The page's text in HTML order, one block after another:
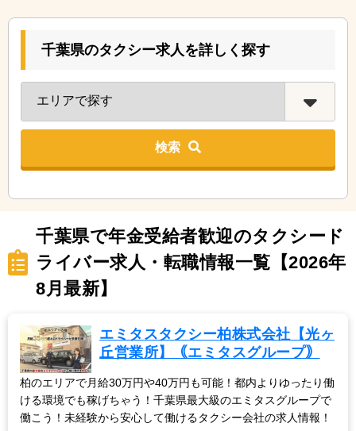
千葉県のタクシー求人を詳しく探す
検索
千葉県で年金受給者歓迎のタクシード
ライバー求人・転職情報一覧【2026年
8月最新】
エミタスタクシー柏株式会社【光ヶ
丘営業所】｟エミタスグループ｠
柏のエリアで月給30万円や40万円も可能！都内よりゆったり働
ける環境でも稼げちゃう！千葉県最大級のエミタスグループで
働こう！未経験から安心して働けるタクシー会社の求人情報！